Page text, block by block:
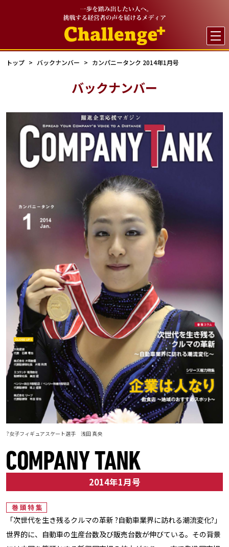

トップ バックナンバー カンパニータンク 2014年1月号
バックナンバー
?女子フィギュアスケート選手 浅田 真央
2014年1月号
「次世代を生き残るクルマの革新 ?自動車業界に訪れる潮流変化?」
世界的に、自動車の生産台数及び販売台数が伸びている。その背景